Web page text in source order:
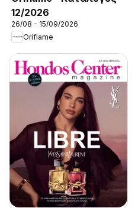
12/2026
26/08 - 15/09/2026
Oriflame